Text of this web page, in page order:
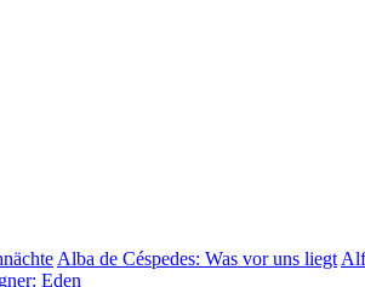
Alba de Céspedes: Was vor uns liegt
Eden